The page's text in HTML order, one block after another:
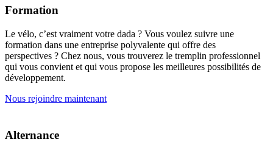
Formation
Le vélo, c’est vraiment votre dada ? Vous voulez suivre une
formation dans une entreprise polyvalente qui offre des
perspectives ? Chez nous, vous trouverez le tremplin professionnel
qui vous convient et qui vous propose les meilleures possibilités de
développement.
Nous rejoindre maintenant
Alternance